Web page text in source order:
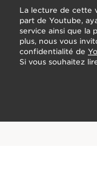
La lecture de cette
part de Youtube,
service ainsi que la
plus, nous vous
confidentialité de
Si vous souhaitez
accord en cliquant